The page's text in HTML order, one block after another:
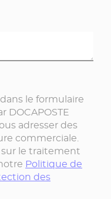
le formulaire
DOCAPOSTE
adresser des
commerciale.
le traitement
Politique de
des